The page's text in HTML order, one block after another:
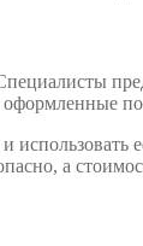
оформленные
а